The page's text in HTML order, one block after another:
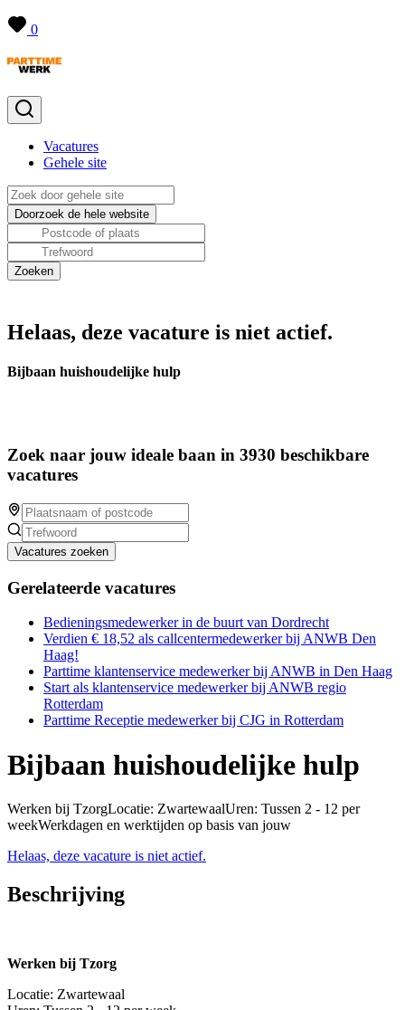
0
Vacatures
Gehele site
Helaas, deze vacature is niet actief.
Bijbaan huishoudelijke hulp
Zoek naar jouw ideale baan in 3930 beschikbare
vacatures
Vacatures zoeken
Gerelateerde vacatures
Bedieningsmedewerker in de buurt van Dordrecht
Verdien € 18,52 als callcentermedewerker bij ANWB Den
Haag!
Parttime klantenservice medewerker bij ANWB in Den Haag
Start als klantenservice medewerker bij ANWB regio
Rotterdam
Parttime Receptie medewerker bij CJG in Rotterdam
Bijbaan huishoudelijke hulp
Werken bij TzorgLocatie: ZwartewaalUren: Tussen 2 - 12 per
weekWerkdagen en werktijden op basis van jouw
Helaas, deze vacature is niet actief.
Beschrijving
Werken bij Tzorg
Locatie: Zwartewaal